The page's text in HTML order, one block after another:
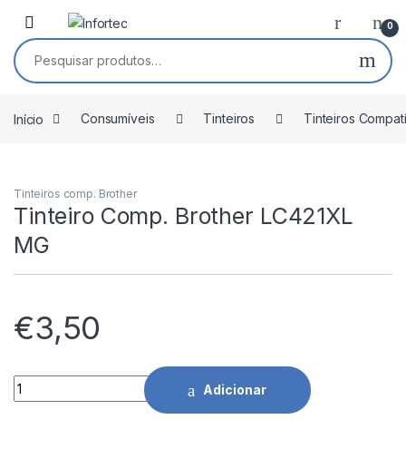
Saltar para navegação
Pular para o conteúdo
0
Pesquisar por:
Início Consumíveis Tinteiros Tinteiros
Tinteiros comp. Brother
Tinteiro Comp. Brother LC421XL
MG
€3,50
Tinteiro Comp. Brother LC421XL MG quantidade
Adicionar